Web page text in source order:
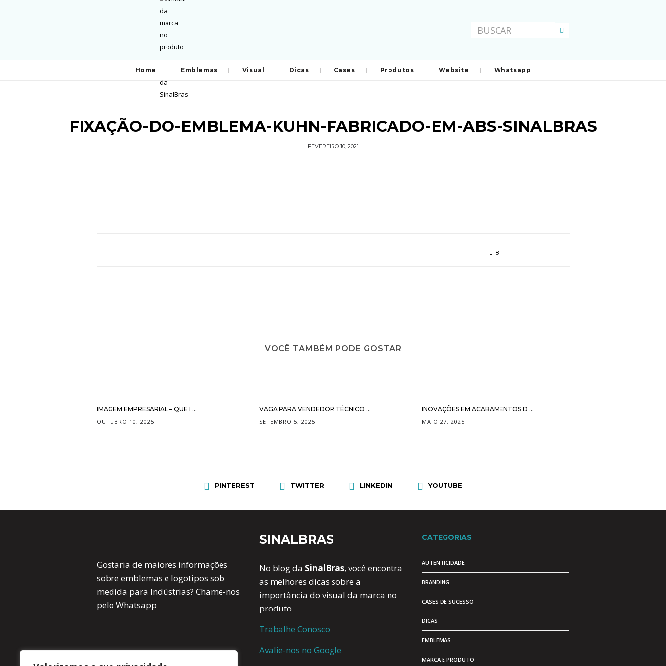
Home Emblemas Visual Dicas Cases Produtos Website Whatsapp
FIXAÇÃO-DO-EMBLEMA-KUHN-FABRICADO-EM-ABS-SINALBRAS
FEVEREIRO 10, 2021
8
VOCÊ TAMBÉM PODE GOSTAR
IMAGEM EMPRESARIAL – QUE I ...
OUTUBRO 10, 2025
VAGA PARA VENDEDOR TÉCNICO ...
SETEMBRO 5, 2025
INOVAÇÕES EM ACABAMENTOS D ...
MAIO 27, 2025
PINTEREST TWITTER LINKEDIN YOUTUBE
Gostaria de maiores informações
sobre emblemas e logotipos sob
medida para Indústrias? Chame-nos
pelo Whatsapp
SINALBRAS
No blog da SinalBras, você encontra
as melhores dicas sobre a
importância do visual da marca no
produto.
Trabalhe Conosco
Avalie-nos no Google
CATEGORIAS
AUTENTICIDADE
BRANDING
CASES DE SUCESSO
DICAS
EMBLEMAS
MARCA E PRODUTO